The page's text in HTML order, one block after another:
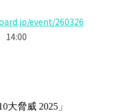
event/260326
14:00
大脅威 2025」